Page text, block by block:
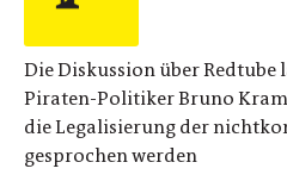
Die Diskussion über Redtube
Piraten-Politiker Bruno
die Legalisierung der
gesprochen werden